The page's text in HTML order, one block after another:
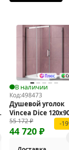
В наличии
Код:498473
Душевой уголок
Vincea Dice
VSR-4D9012CL
55 172₽
44 720 ₽
-